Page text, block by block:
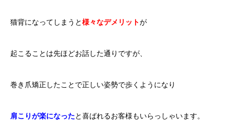
猫背になってしまうと様々なデメリットが
起こることは先ほどお話した通りですが、
巻き爪矯正したことで正しい姿勢で歩くようになり
肩こりが楽になったと喜ばれるお客様もいらっしゃいます。